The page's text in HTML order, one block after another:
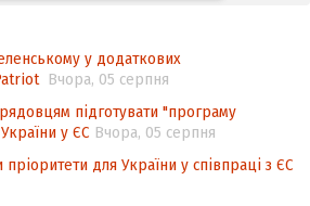
товарів відповідно до
аспекти прав
власності (TRIPS) у
законодавства щодо
механізму повторного
у додаткових
Вчора, 05 серпня
підготувати "програму
у ЄС Вчора, 05 серпня
для України у співпраці з ЄС